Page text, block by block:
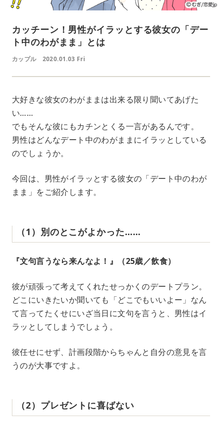
カッチーン！男性がイラッとする彼女の「デー
ト中のわがまま」とは
カップル 2020.01.03 Fri
大好きな彼女のわがままは出来る限り聞いてあげた
い……
でもそんな彼にもカチンとくる一言があるんです。
男性はどんなデート中のわがままにイラッとしている
のでしょうか。
今回は、男性がイラッとする彼女の「デート中のわが
まま」をご紹介します。
（1）別のとこがよかった……
『文句言うなら来んなよ！』（25歳／飲食）
彼が頑張って考えてくれたせっかくのデートプラン。
どこにいきたいか聞いても「どこでもいいよー」なん
て言ってたくせにいざ当日に文句を言うと、男性はイ
ラッとしてしまうでしょう。
彼任せにせず、計画段階からちゃんと自分の意見を言
うのが大事ですよ。
（2）プレゼントに喜ばない